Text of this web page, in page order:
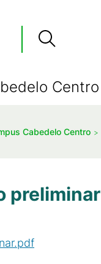
Centro
Cabedelo Centro
preliminar